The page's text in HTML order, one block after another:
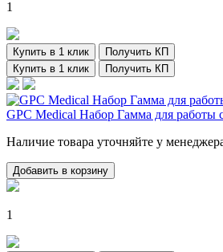
1
Купить в 1 клик
Получить КП
Купить в 1 клик
Получить КП
GPC Medical Набор Гамма для работы
Наличие товара уточняйте у
Добавить в корзину
1